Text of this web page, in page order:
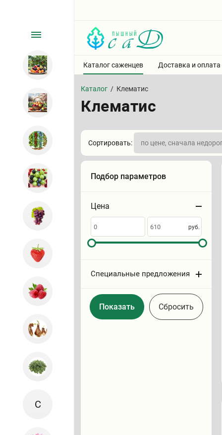
С
Каталог саженцев Доставка и оплата
Каталог / Клематис
Клематис
Сортировать:
Подбор параметров
Цена
Сортировать
по
руб.
Специальные предложения
Cбросить